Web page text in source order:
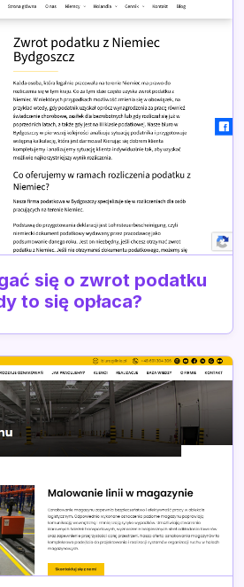
się o zwrot podatku
to się opłaca?